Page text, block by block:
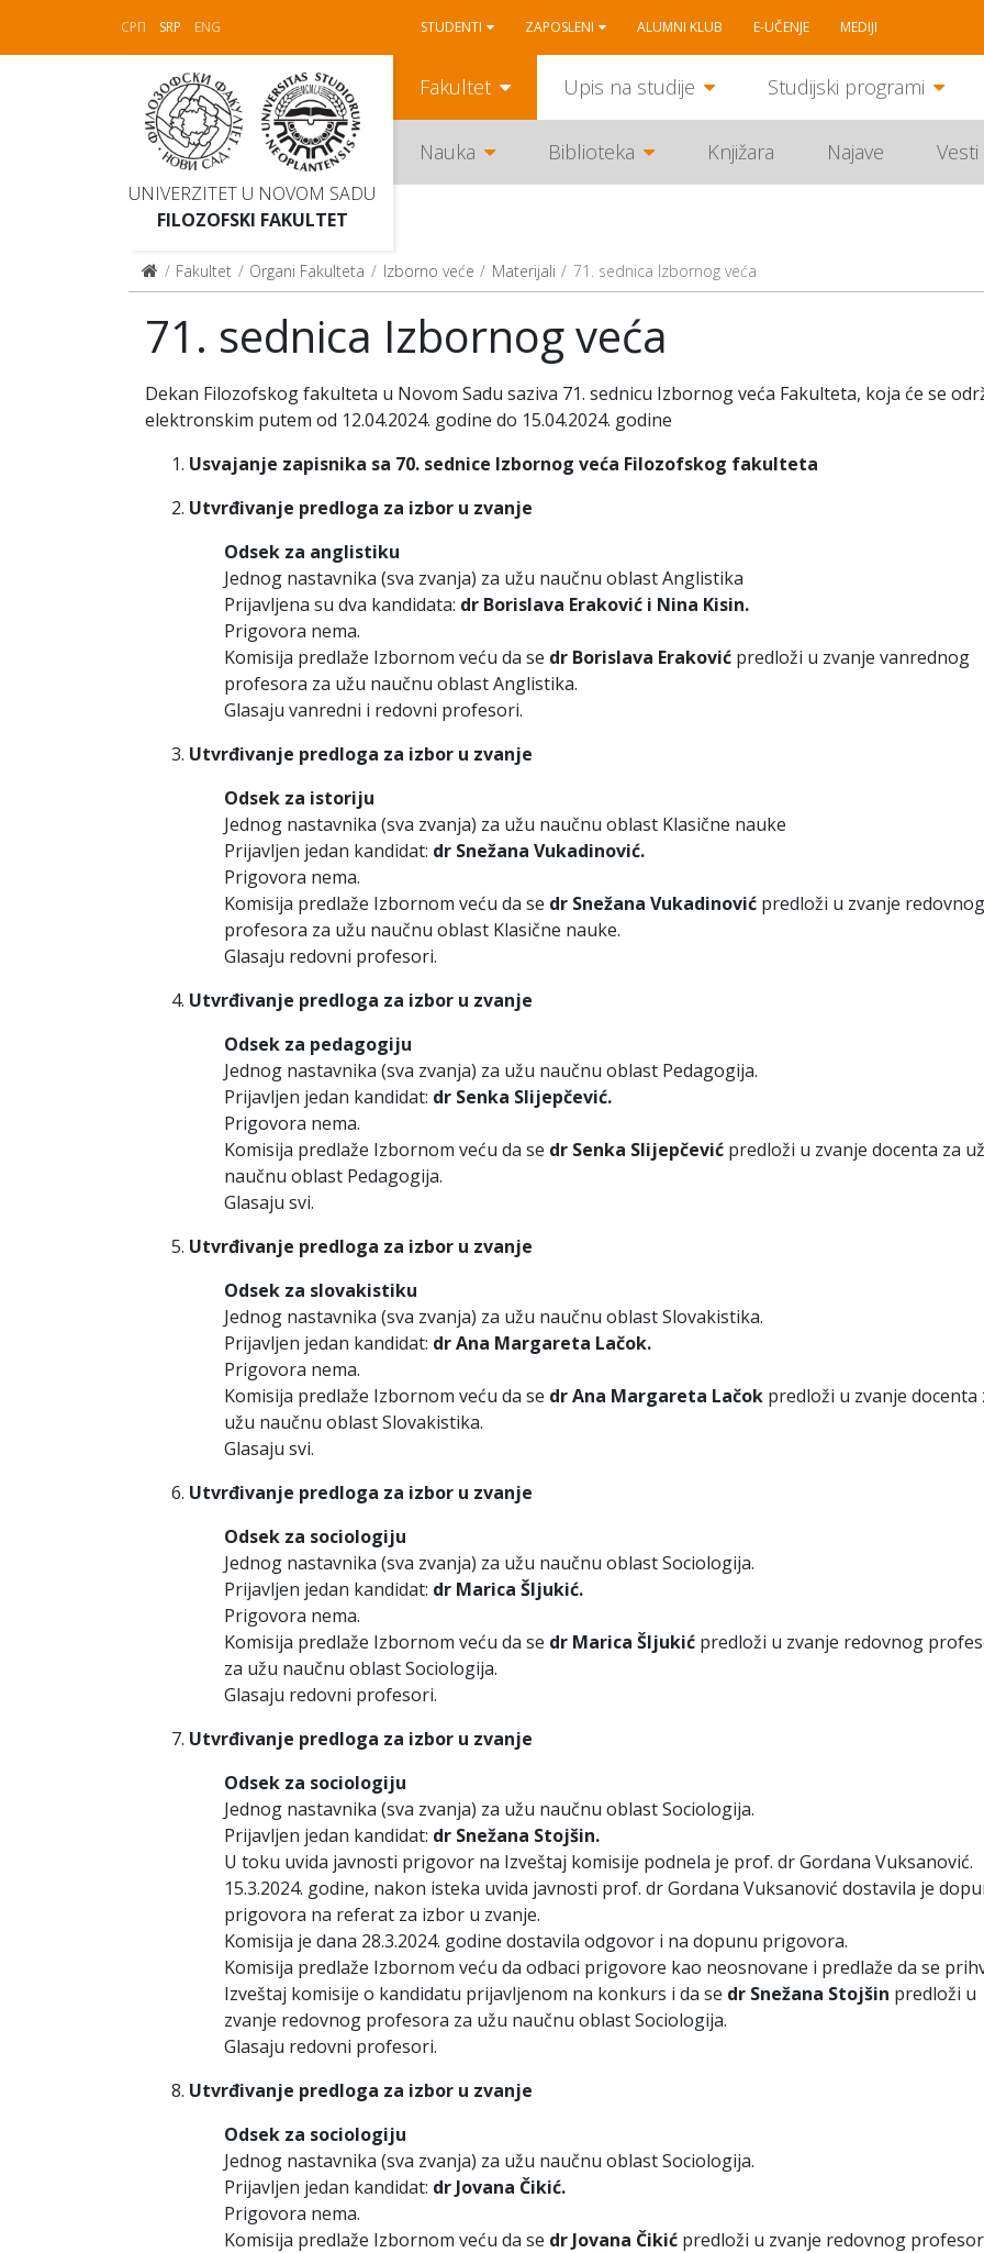
СРП SRP ENG STUDENTI ZAPOSLENI ALUMNI KLUB E-UČENJE MEDIJI
UNIVERZITET U NOVOM SADU
FILOZOFSKI FAKULTET
Fakultet Upis na studije Studijski programi
Nauka Biblioteka Knjižara Najave Vesti
Fakultet Organi Fakulteta Izborno veće Materijali 71. sednica Izbornog veća
71. sednica Izbornog veća
Dekan Filozofskog fakulteta u Novom Sadu saziva 71. sednicu Izbornog veća Fakulteta, koja će se
elektronskim putem od 12.04.2024. godine do 15.04.2024. godine
Usvajanje zapisnika sa 70. sednice Izbornog veća Filozofskog fakulteta
Utvrđivanje predloga za izbor u zvanje
Odsek za anglistiku
Jednog nastavnika (sva zvanja) za užu naučnu oblast Anglistika
Prijavljena su dva kandidata: dr Borislava Eraković i Nina Kisin.
Prigovora nema.
Komisija predlaže Izbornom veću da se dr Borislava Eraković predloži u zvanje vanrednog
profesora za užu naučnu oblast Anglistika.
Glasaju vanredni i redovni profesori.
Utvrđivanje predloga za izbor u zvanje
Odsek za istoriju
Jednog nastavnika (sva zvanja) za užu naučnu oblast Klasične nauke
Prijavljen jedan kandidat: dr Snežana Vukadinović.
Prigovora nema.
Komisija predlaže Izbornom veću da se dr Snežana Vukadinović predloži u zvanje redovnog
profesora za užu naučnu oblast Klasične nauke.
Glasaju redovni profesori.
Utvrđivanje predloga za izbor u zvanje
Odsek za pedagogiju
Jednog nastavnika (sva zvanja) za užu naučnu oblast Pedagogija.
Prijavljen jedan kandidat: dr Senka Slijepčević.
Prigovora nema.
Komisija predlaže Izbornom veću da se dr Senka Slijepčević predloži u zvanje docenta za
naučnu oblast Pedagogija.
Glasaju svi.
Utvrđivanje predloga za izbor u zvanje
Odsek za slovakistiku
Jednog nastavnika (sva zvanja) za užu naučnu oblast Slovakistika.
Prijavljen jedan kandidat: dr Ana Margareta Lačok.
Prigovora nema.
Komisija predlaže Izbornom veću da se dr Ana Margareta Lačok predloži u zvanje docenta
užu naučnu oblast Slovakistika.
Glasaju svi.
Utvrđivanje predloga za izbor u zvanje
Odsek za sociologiju
Jednog nastavnika (sva zvanja) za užu naučnu oblast Sociologija.
Prijavljen jedan kandidat: dr Marica Šljukić.
Prigovora nema.
Komisija predlaže Izbornom veću da se dr Marica Šljukić predloži u zvanje redovnog
za užu naučnu oblast Sociologija.
Glasaju redovni profesori.
Utvrđivanje predloga za izbor u zvanje
Odsek za sociologiju
Jednog nastavnika (sva zvanja) za užu naučnu oblast Sociologija.
Prijavljen jedan kandidat: dr Snežana Stojšin.
U toku uvida javnosti prigovor na Izveštaj komisije podnela je prof. dr Gordana Vuksanović.
15.3.2024. godine, nakon isteka uvida javnosti prof. dr Gordana Vuksanović dostavila je
prigovora na referat za izbor u zvanje.
Komisija je dana 28.3.2024. godine dostavila odgovor i na dopunu prigovora.
Komisija predlaže Izbornom veću da odbaci prigovore kao neosnovane i predlaže da se
Izveštaj komisije o kandidatu prijavljenom na konkurs i da se dr Snežana Stojšin predloži u
zvanje redovnog profesora za užu naučnu oblast Sociologija.
Glasaju redovni profesori.
Utvrđivanje predloga za izbor u zvanje
Odsek za sociologiju
Jednog nastavnika (sva zvanja) za užu naučnu oblast Sociologija.
Prijavljen jedan kandidat: dr Jovana Čikić.
Prigovora nema.
Komisija predlaže Izbornom veću da se dr Jovana Čikić predloži u zvanje redovnog